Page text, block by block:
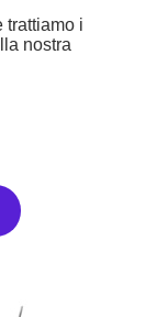
o sei libero
trattiamo i
nostra